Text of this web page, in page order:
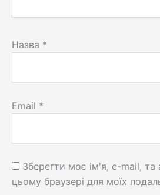
Назва *
Email *
Зберегти моє ім'я, e-mail, та
цьому браузері для моїх